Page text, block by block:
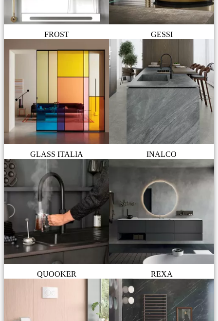
FROST GESSI
GLASS ITALIA INALCO
QUOOKER REXA